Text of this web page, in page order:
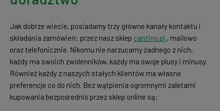
Jak dobrze wiecie, posiadamy trzy główne kanały kontaktu i
składania zamówień: przez nasz sklep cantino.pl , mailowo
oraz telefonicznie. Nikomu nie narzucamy żadnego z nich,
każdy ma swoich zwolenników, każdy ma swoje plusy i minusy.
Również każdy z naszych stałych klientów ma własne
preferencje co do nich. Bez wątpienia ogromnymi zaletami
kupowania bezpośrednio przez sklep online są: